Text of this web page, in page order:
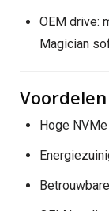
OEM drive:
Magician
Voordelen
Hoge